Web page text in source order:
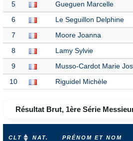
5 Gueguen Marcelle
6 Le Seguillon Delphine
7 Moore Joanna
8 Lamy Sylvie
9 Musso-Cardot Marie
10 Riguidel Michèle
Résultat Brut, 1ère Série
CLT NAT. PRÉNOM ET NOM